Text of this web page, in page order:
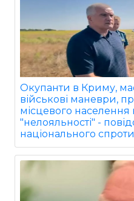
Окупанти в Криму,
військові маневри,
місцевого
"нелояльності" -
національного